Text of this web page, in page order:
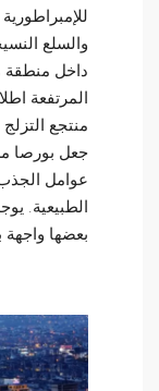
والسلع
داخل منطقة
المرتفعة
منتجع
جعل بورصا
عوامل
الطبيعية.
بعضها واجهة